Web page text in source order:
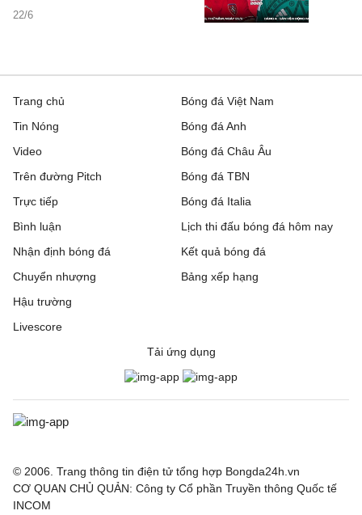
22/6
Trang chủ
Tin Nóng
Video
Trên đường Pitch
Trực tiếp
Bóng đá Việt Nam
Bóng đá Anh
Bóng đá Châu Âu
Bóng đá TBN
Bóng đá Italia
Bình luận
Nhận định bóng đá
Chuyển nhượng
Hậu trường
Livescore
Lịch thi đấu bóng đá hôm nay
Kết quả bóng đá
Bảng xếp hạng
Tải ứng dụng
© 2006. Trang thông tin điện tử tổng hợp Bongda24h.vn
CƠ QUAN CHỦ QUẢN: Công ty Cổ phần Truyền thông Quốc tế
INCOM